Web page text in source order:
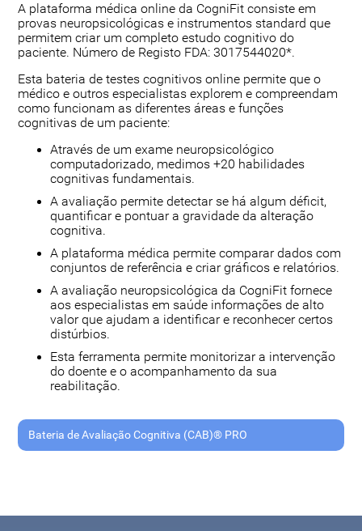
A plataforma médica online da CogniFit consiste em
provas neuropsicológicas e instrumentos standard que
permitem criar um completo estudo cognitivo do
paciente. Número de Registo FDA: 3017544020*.
Esta bateria de testes cognitivos online permite que o
médico e outros especialistas explorem e compreendam
como funcionam as diferentes áreas e funções
cognitivas de um paciente:
Através de um exame neuropsicológico
computadorizado, medimos +20 habilidades
cognitivas fundamentais.
A avaliação permite detectar se há algum déficit,
quantificar e pontuar a gravidade da alteração
cognitiva.
A plataforma médica permite comparar dados com
conjuntos de referência e criar gráficos e relatórios.
A avaliação neuropsicológica da CogniFit fornece
aos especialistas em saúde informações de alto
valor que ajudam a identificar e reconhecer certos
distúrbios.
Esta ferramenta permite monitorizar a intervenção
do doente e o acompanhamento da sua
reabilitação.
Bateria de Avaliação Cognitiva (CAB)® PRO